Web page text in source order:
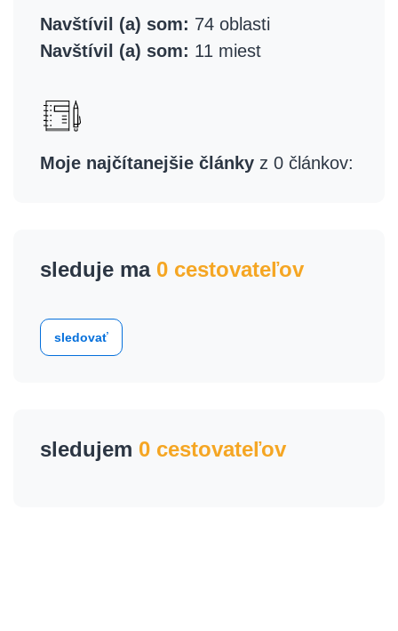
Navštívil (a) som: 74 oblasti
Navštívil (a) som: 11 miest
Moje najčítanejšie články z 0 článkov:
sleduje ma 0 cestovateľov
sledovať
sledujem 0 cestovateľov